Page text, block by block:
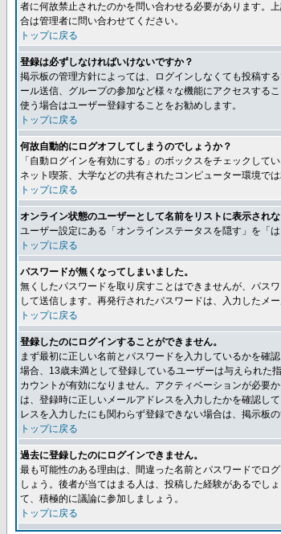
者に何故禁止されたのかを問い合わせる必要があります。
合は管理者に問い合わせてください。
トップに戻る
登録は必ずしなければいけないですか？
掲示板の管理方針によっては、ログインしなくても投稿す
ール送信、グループの参加など様々な機能にアクセスする
使う場合はユーザー登録することをお勧めします。
トップに戻る
何故自動的にログオフしてしまうのでしょうか？
「自動ログインを有効にする」のボックスをチェックし
ネット喫茶、大学などの共有されたコンピューター環境で
トップに戻る
オンライン状態のユーザーとして名前をリストに表示され
ユーザー設定にある「オンラインステータスを隠す」を「
トップに戻る
パスワードが無くなってしまいました。
無くしたパスワードを取り戻すことはできませんが、パス
して送信します。再発行されたパスワードは、入力したメ
トップに戻る
登録したのにログインすることができません。
まず最初に正しい名前とパスワードを入力しているかを確
場合、13歳未満として登録しているユーザーは与えられた
カウントが有効になりません。アクティベーションが必要
は、登録時に正しいメールアドレスを入力したかを確認し
レスを入力したにも関わらず登録できない場合は、掲示板
トップに戻る
過去に登録したのにログインできません。
最も可能性のある理由は、間違った名前とパスワードでロ
しょう。後者が当てはまる人は、投稿した経験があるでし
て、積極的に議論に参加しましょう。
トップに戻る